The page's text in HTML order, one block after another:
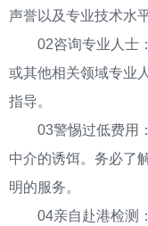
声誉以及专业技术水平
02咨询专业人士：
或其他相关领域专业
指导。
03警惕过低费用：
中介的诱饵。务必了
明的服务。
04亲自赴港检测：